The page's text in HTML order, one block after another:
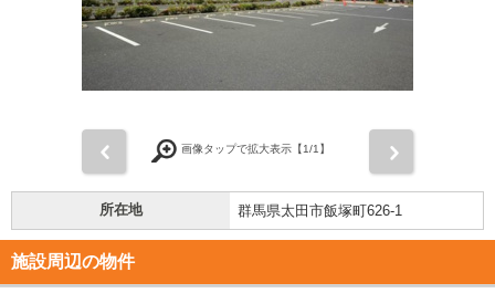
画像タップで拡大表示【1/1】
所在地 群馬県太田市飯塚町626-1
施設周辺の物件